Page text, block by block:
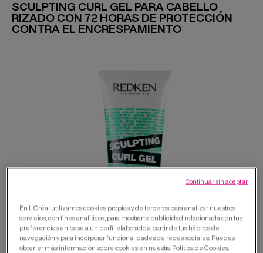
¿QUIERES TRABAJAR EN TU SALÓN CON
REDKEN?
ACIDIC BONDING CONCENTRATE
SCULPTING CURL GEL PARA CABELLO
RIZADO CON 72 HORAS DE PROTECCIÓN
CONTRA EL ENCRESPAMIENTO
En L’Oréal utilizamos cookies propias y de terceros para analizar nuestros
servicios, con fines analíticos, para mostrarte publicidad relacionada con tus
preferencias en base a un perfil elaborado a partir de tus hábitos de
navegación y para incorporar funcionalidades de redes sociales. Puedes
obtener más información sobre cookies en nuestra Política de Cookies.
Continuar sin aceptar